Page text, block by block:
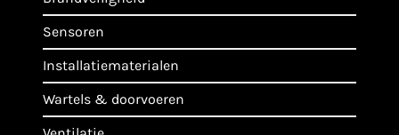
sensoren
installatiematerialen
wartels & doorvoeren